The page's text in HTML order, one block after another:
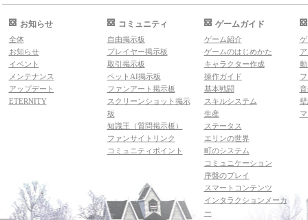
お知らせ
全体
お知らせ
イベント
メンテナンス
アップデート
ETERNITY
コミュニティ
自由掲示板
プレイヤー掲示板
取引掲示板
ペットAI掲示板
ファンアート掲示板
スクリーンショット掲示
板
知識王（質問掲示板）
ファンサイトリンク
コミュニティポイント
ゲームガイド
ゲーム紹介
ゲームのはじめかた
キャラクター作成
操作ガイド
基本戦闘
スキルシステム
生産
ステータス
エリンの世界
町のシステム
コミュニケーション
序盤のプレイ
スマートコンテンツ
インタラクションメーカ
ー